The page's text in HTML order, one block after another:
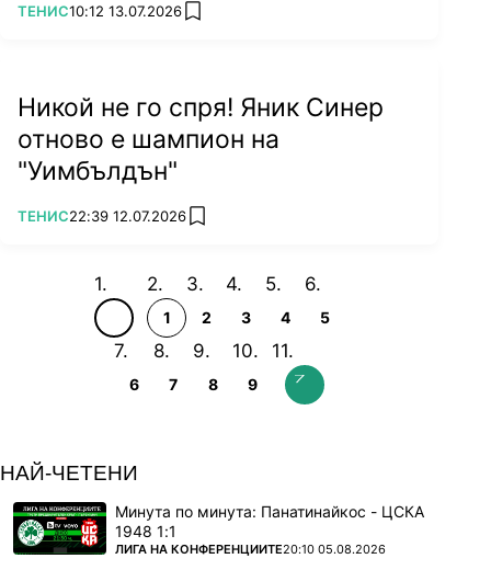
ПОВЕЧЕ ОТ
ТЕНИС10:12 13.07.2026 add favorites
Никой не го спря! Яник Синер
отново е шампион на
"Уимбълдън"
ПОВЕЧЕ ОТ
ТЕНИС22:39 12.07.2026 add favorites
1 2 3 4 5
6 7 8 9
НАЙ-ЧЕТЕНИ
Минута по минута: Панатинайкос - ЦСКА
1948 1:1
ПОВЕЧЕ ОТ
ЛИГА НА КОНФЕРЕНЦИИТЕ20:10 05.08.2026